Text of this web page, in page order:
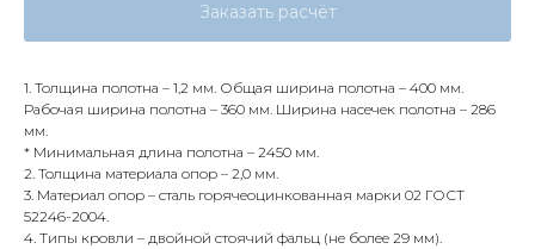
Заказать расчёт
1. Толщина полотна – 1,2 мм. Общая ширина полотна – 400 мм.
Рабочая ширина полотна – 360 мм. Ширина насечек полотна – 286
мм.
* Минимальная длина полотна – 2450 мм.
2. Толщина материала опор – 2,0 мм.
3. Материал опор – сталь горячеоцинкованная марки 02 ГОСТ
52246-2004.
4. Типы кровли – двойной стоячий фальц (не более 29 мм).